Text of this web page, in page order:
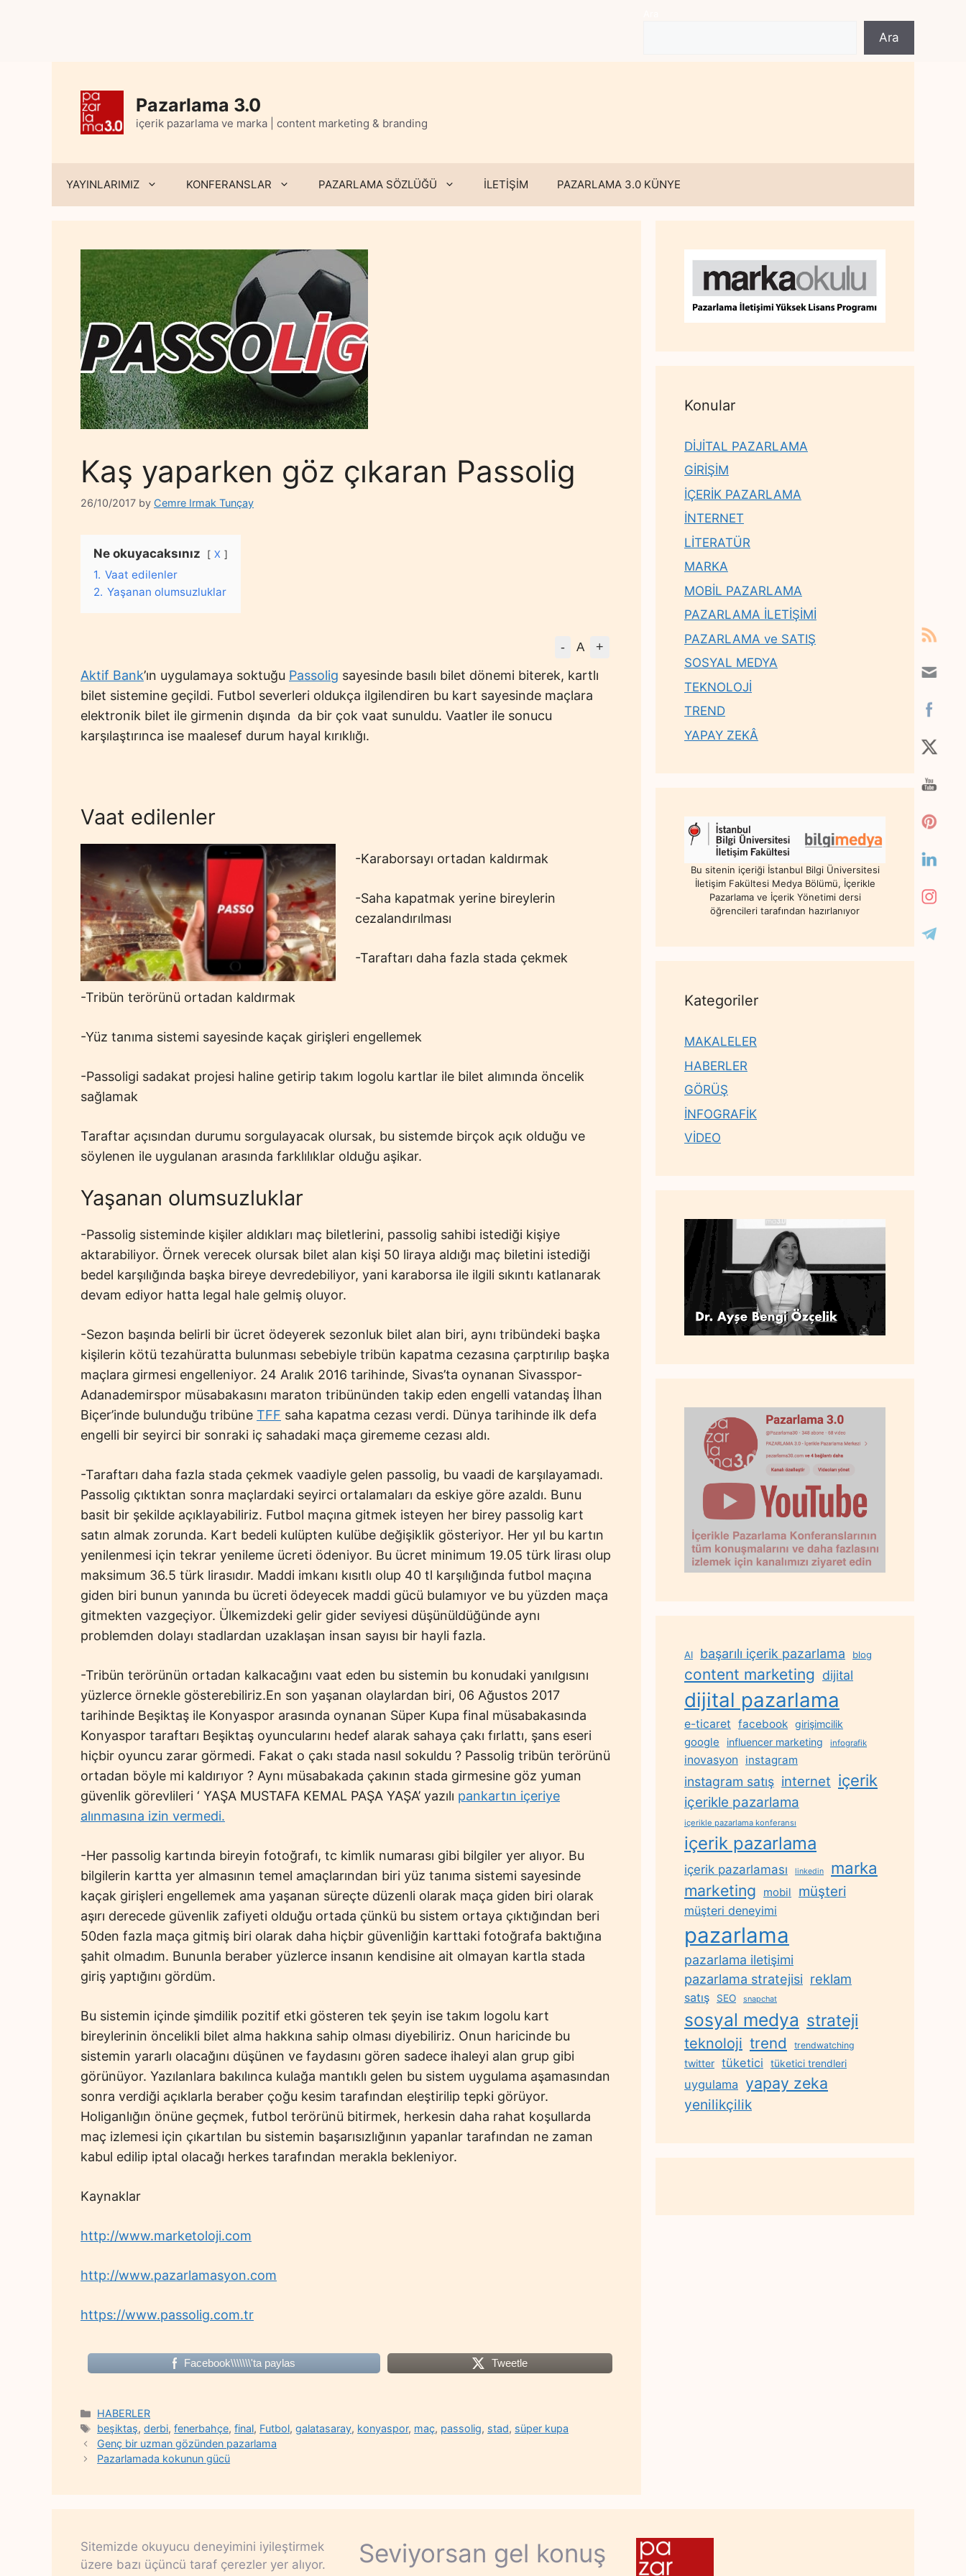
Ara
Pazarlama 3.0
içerik pazarlama ve marka | content marketing & branding
YAYINLARIMIZ KONFERANSLAR PAZARLAMA SÖZLÜĞÜ İLETİŞİM PAZARLAMA 3.0 KÜNYE
Kaş yaparken göz çıkaran Passolig
26/10/2017 by Cemre Irmak Tunçay
Ne okuyacaksınız X
1. Vaat edilenler
2. Yaşanan olumsuzluklar
- A +
Aktif Bank’ın uygulamaya soktuğu Passolig sayesinde basılı bilet dönemi biterek, kartlı
bilet sistemine geçildi. Futbol severleri oldukça ilgilendiren bu kart sayesinde maçlara
elektronik bilet ile girmenin dışında da bir çok vaat sunuldu. Vaatler ile sonucu
karşılaştırınca ise maalesef durum hayal kırıklığı.
Vaat edilenler
-Karaborsayı ortadan kaldırmak
-Saha kapatmak yerine bireylerin
cezalandırılması
-Taraftarı daha fazla stada çekmek
-Tribün terörünü ortadan kaldırmak
-Yüz tanıma sistemi sayesinde kaçak girişleri engellemek
-Passoligi sadakat projesi haline getirip takım logolu kartlar ile bilet alımında öncelik
sağlamak
Taraftar açısından durumu sorgulayacak olursak, bu sistemde birçok açık olduğu ve
söylenen ile uygulanan arasında farklılıklar olduğu aşikar.
Yaşanan olumsuzluklar
-Passolig sisteminde kişiler aldıkları maç biletlerini, passolig sahibi istediği kişiye
aktarabiliyor. Örnek verecek olursak bilet alan kişi 50 liraya aldığı maç biletini istediği
bedel karşılığında başka bireye devredebiliyor, yani karaborsa ile ilgili sıkıntı katlanarak
devam ediyor hatta legal hale gelmiş oluyor.
-Sezon başında belirli bir ücret ödeyerek sezonluk bilet alan biri, aynı tribündeki başka
kişilerin kötü tezahüratta bulunması sebebiyle tribün kapatma cezasına çarptırılıp başka
maçlara girmesi engelleniyor. 24 Aralık 2016 tarihinde, Sivas’ta oynanan Sivasspor-
Adanademirspor müsabakasını maraton tribününden takip eden engelli vatandaş İlhan
Biçer’inde bulunduğu tribüne TFF saha kapatma cezası verdi. Dünya tarihinde ilk defa
engelli bir seyirci bir sonraki iç sahadaki maça girememe cezası aldı.
-Taraftarı daha fazla stada çekmek vaadiyle gelen passolig, bu vaadi de karşılayamadı.
Passolig çıktıktan sonra maçlardaki seyirci ortalamaları da eskiye göre azaldı. Bunu
basit bir şekilde açıklayabiliriz. Futbol maçına gitmek isteyen her birey passolig kart
satın almak zorunda. Kart bedeli kulüpten kulübe değişiklik gösteriyor. Her yıl bu kartın
yenilenmesi için tekrar yenileme ücreti ödeniyor. Bu ücret minimum 19.05 türk lirası olup
maksimum 36.5 türk lirasıdır. Maddi imkanı kısıtlı olup 40 tl karşılığında futbol maçına
giden biri bunun yanında bu ücreti ödeyecek maddi gücü bulamıyor ve bu yüzden maça
gitmekten vazgeçiyor. Ülkemizdeki gelir gider seviyesi düşünüldüğünde aynı
problemden dolayı stadlardan uzaklaşan insan sayısı bir hayli fazla.
-Tribün terörünün ortadan kalkacağını vaat eden bu sistemin bu konudaki yanılgısını
yüzlerce örnekle gösterebiliriz.En son yaşanan olaylardan biri, 06 Ağustos 2017
tarihinde Beşiktaş ile Konyaspor arasında oynanan Süper Kupa final müsabakasında
Konyaspor taraftarı Beşiktaş oyuncularını hedef alarak sahaya çakı fırlattı, şans eseri
hiçbir oyuncu zarar görmedi. Fakat o çakı stada nasıl sokuldu ? Passolig tribün terörünü
ortadan böyle mi kaldırıyor ? Aynı müsabakada çakının stada girmesine göz yuman
güvenlik görevlileri ‘ YAŞA MUSTAFA KEMAL PAŞA YAŞA’ yazılı pankartın içeriye
alınmasına izin vermedi.
-Her passolig kartında bireyin fotoğrafı, tc kimlik numarası gibi bilgiler yer alıyor. Bu
bilgilerin kartta yer almasının temel amaçlarından biri yüz tanıma sistemi sayesinde
kaçak girişleri engellemek ama yaşanan süreçte düzenli olarak maça giden biri olarak
aşırı derecede güvenlik zafiyeti olduğu ortada çünkü bu sistem ortaya çıktığından beri
50den fazla maça gitmiş biri olarak daha hiçbir güvenliğin karttaki fotoğrafa baktığına
şahit olmadım. Bununla beraber yüzlerce insanın kendisine ait olmayan kartla stada
giriş yaptığını gördüm.
Bu sistemin içinde şimdilik pozitif etki gösteren tek şeyin ise takım logolu kart
bireylerinin öncelikli bilet alma hakkına sahip olması diyebiliriz. Onun haricinde bu
sistemin yararlı olacağını düşünen ve faydasını gören sadece ihaleyi alan grup gibi
görünüyor. Yazılanlara bakılınca kulağa mantıklı gelen bu sistem uygulama aşamasından
sonra verdiği açıklarla beraber çoğu kesim tarafından eleştirilip tepki görüyor.
Holiganlığın önüne geçmek, futbol terörünü bitirmek, herkesin daha rahat koşullarda
maç izlemesi için çıkartılan bu sistemin başarısızlığının yapanlar tarafından ne zaman
kabul edilip iptal olacağı herkes tarafından merakla bekleniyor.
Kaynaklar
http://www.marketoloji.com
http://www.pazarlamasyon.com
https://www.passolig.com.tr
Facebook\\\\\\\'ta paylas Tweetle
Categories
HABERLER
Tags
beşiktaş,derbi,fenerbahçe,final, Futbol,galatasaray, konyaspor, maç, passolig, stad, süper kupa
Genç bir uzman gözünden pazarlama
Pazarlamada kokunun gücü
Konular
DİJİTAL PAZARLAMA
GİRİŞİM
İÇERİK PAZARLAMA
İNTERNET
LİTERATÜR
MARKA
MOBİL PAZARLAMA
PAZARLAMA İLETİŞİMİ
PAZARLAMA ve SATIŞ
SOSYAL MEDYA
TEKNOLOJİ
TREND
YAPAY ZEKÂ
Bu sitenin içeriği İstanbul Bilgi Üniversitesi
İletişim Fakültesi Medya Bölümü, İçerikle
Pazarlama ve İçerik Yönetimi dersi
öğrencileri tarafından hazırlanıyor
Kategoriler
MAKALELER
HABERLER
GÖRÜŞ
İNFOGRAFİK
VİDEO
AI başarılı içerik pazarlama blog
content marketing dijital
dijital pazarlama
e-ticaret facebook girişimcilik
google influencer marketing infografik
inovasyon instagram
instagram satış internet içerik
içerikle pazarlama
içerikle pazarlama konferansı
içerik pazarlama
içerik pazarlaması linkedin marka
marketing mobil müşteri
müşteri deneyimi
pazarlama
pazarlama iletişimi
pazarlama stratejisi reklam
satış SEO snapchat
sosyal medya strateji
teknoloji trend trendwatching
twitter tüketici tüketici trendleri
uygulama yapay zeka
yenilikçilik
Sitemizde okuyucu deneyimini iyileştirmek
üzere bazı üçüncü taraf çerezler yer alıyor.
Seviyorsan gel konuş